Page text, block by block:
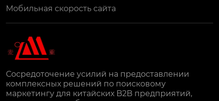
Мобильная скорость сайта
Сосредоточение усилий на предоставлении
комплексных решений по поисковому
маркетингу для китайских B2B предприятий,